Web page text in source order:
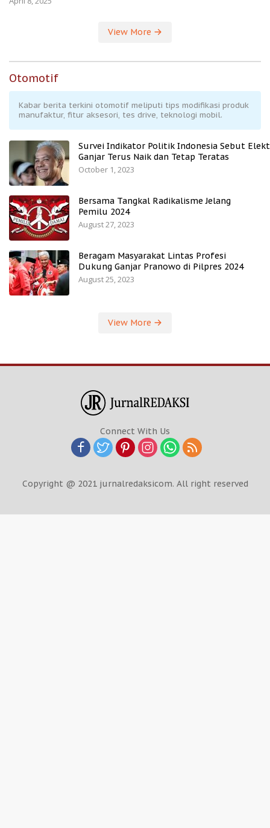
View More
Otomotif
Kabar berita terkini otomotif meliputi tips modifikasi produk
manufaktur, fitur aksesori, tes drive, teknologi mobil.
Survei Indikator Politik Indonesia Sebut
Ganjar Terus Naik dan Tetap Teratas
October 1, 2023
Bersama Tangkal Radikalisme Jelang
Pemilu 2024
August 27, 2023
Beragam Masyarakat Lintas Profesi
Dukung Ganjar Pranowo di Pilpres 2024
August 25, 2023
View More
Connect With Us
Copyright @ 2021 jurnalredaksicom. All right reserved